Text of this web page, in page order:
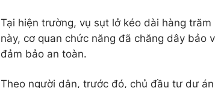
Tại hiện trường, vụ sụt lở kéo dài hàng
này, cơ quan chức năng đã chăng dây bảo
đảm bảo an toàn.
Theo người dân, trước đó, chủ đầu tư dự